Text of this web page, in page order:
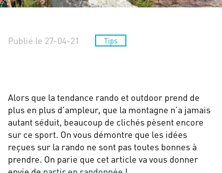
Publié le 27-04-21 Tips
Alors que la tendance rando et outdoor prend de
plus en plus d’ampleur, que la montagne n’a jamais
autant séduit, beaucoup de clichés pèsent encore
sur ce sport. On vous démontre que les idées
reçues sur la rando ne sont pas toutes bonnes à
prendre. On parie que cet article va vous donner